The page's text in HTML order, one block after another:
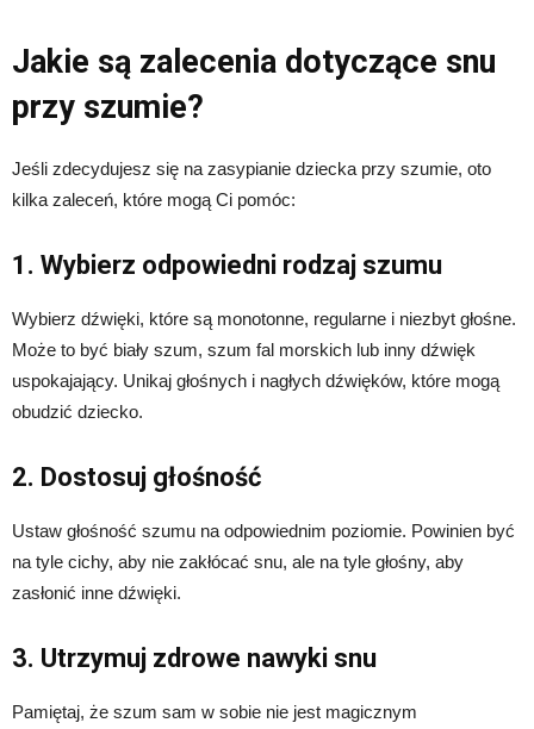
Jakie są zalecenia dotyczące snu
przy szumie?
Jeśli zdecydujesz się na zasypianie dziecka przy szumie, oto
kilka zaleceń, które mogą Ci pomóc:
1. Wybierz odpowiedni rodzaj szumu
Wybierz dźwięki, które są monotonne, regularne i niezbyt głośne.
Może to być biały szum, szum fal morskich lub inny dźwięk
uspokajający. Unikaj głośnych i nagłych dźwięków, które mogą
obudzić dziecko.
2. Dostosuj głośność
Ustaw głośność szumu na odpowiednim poziomie. Powinien być
na tyle cichy, aby nie zakłócać snu, ale na tyle głośny, aby
zasłonić inne dźwięki.
3. Utrzymuj zdrowe nawyki snu
Pamiętaj, że szum sam w sobie nie jest magicznym